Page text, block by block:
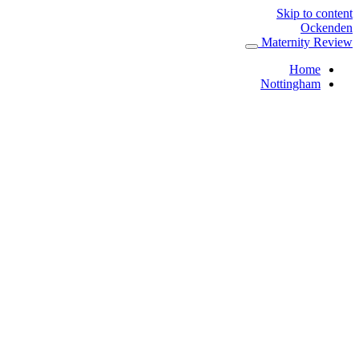
Skip to content
Ockenden
Maternity Review
Home
Nottingham